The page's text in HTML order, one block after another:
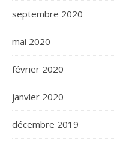
septembre 2020
mai 2020
février 2020
janvier 2020
décembre 2019